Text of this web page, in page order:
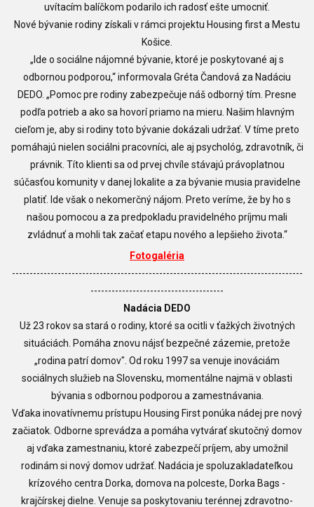
uvítacím balíčkom podarilo ich radosť ešte umocniť.
Nové bývanie rodiny získali v rámci projektu Housing first a Mestu
Košice.
„Ide o sociálne nájomné bývanie, ktoré je poskytované aj s
odbornou podporou,“ informovala Gréta Čandová za Nadáciu
DEDO. „Pomoc pre rodiny zabezpečuje náš odborný tím. Presne
podľa potrieb a ako sa hovorí priamo na mieru. Našim hlavným
cieľom je, aby si rodiny toto bývanie dokázali udržať. V tíme preto
pomáhajú nielen sociálni pracovníci, ale aj psychológ, zdravotník, či
právnik. Títo klienti sa od prvej chvíle stávajú právoplatnou
súčasťou komunity v danej lokalite a za bývanie musia pravidelne
platiť. Ide však o nekomerčný nájom. Preto veríme, že by ho s
našou pomocou a za predpokladu pravidelného príjmu mali
zvládnuť a mohli tak začať etapu nového a lepšieho života.“
Fotogaléria
-----------------------------------------------------------------------------------
--------------------------------------
Nadácia DEDO
Už 23 rokov sa stará o rodiny, ktoré sa ocitli v ťažkých životných
situáciách. Pomáha znovu nájsť bezpečné zázemie, pretože
„rodina patrí domov". Od roku 1997 sa venuje inováciám
sociálnych služieb na Slovensku, momentálne najmä v oblasti
bývania s odbornou podporou a zamestnávania.
Vďaka inovatívnemu prístupu Housing First ponúka nádej pre nový
začiatok. Odborne sprevádza a pomáha vytvárať skutočný domov
aj vďaka zamestnaniu, ktoré zabezpečí príjem, aby umožnil
rodinám si nový domov udržať. Nadácia je spoluzakladateľkou
krízového centra Dorka, domova na polceste, Dorka Bags -
krajčírskej dielne. Venuje sa poskytovaniu terénnej zdravotno-